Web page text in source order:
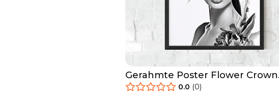
Gerahmte Poster Flower Crown
Woman
0.0 (0)
Ab 49.90 € 29.90